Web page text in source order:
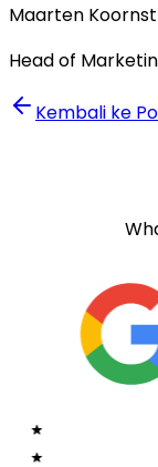
Maarten
Head of
Kembali ke